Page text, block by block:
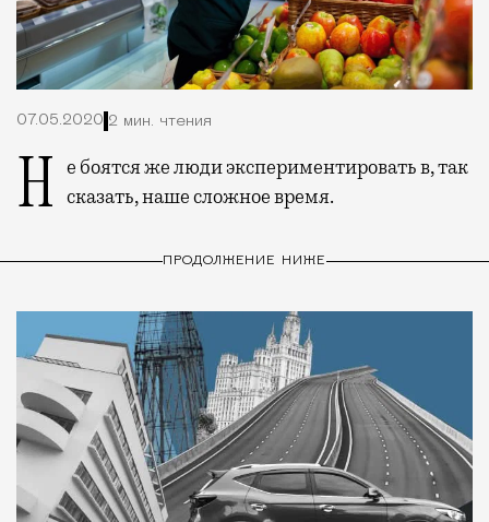
07.05.2020 2 мин. чтения
Не боятся же люди экспериментировать в, так сказать, наше сложное время.
ПРОДОЛЖЕНИЕ НИЖЕ